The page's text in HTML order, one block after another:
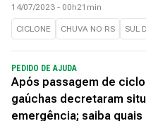
14/07/2023 - 00h21min
CICLONE CHUVA NO RS SUL
PEDIDO DE AJUDA
Após passagem de
gaúchas decretaram
emergência; saiba quais